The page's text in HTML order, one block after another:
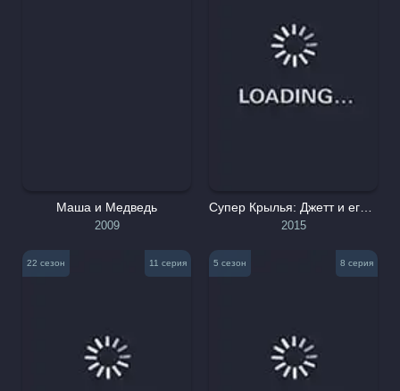
Маша и Медведь
2009
Супер Крылья: Джетт и его друзья
2015
22 сезон 11 серия 5 сезон 8 серия